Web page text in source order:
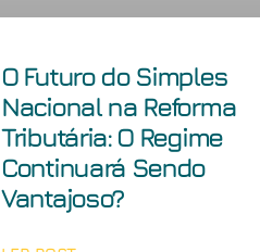
O Futuro do Simples
Nacional na Reforma
Tributária: O Regime
Continuará Sendo
Vantajoso?